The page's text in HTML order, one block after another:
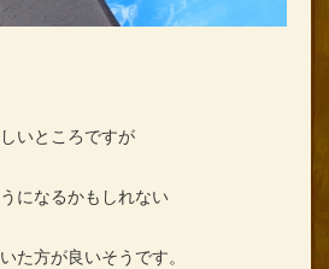
いところですが
になるかもしれない
た方が良いそうです。